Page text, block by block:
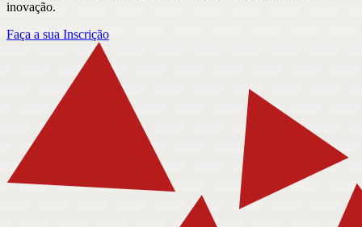
inovação.
Faça a sua Inscrição